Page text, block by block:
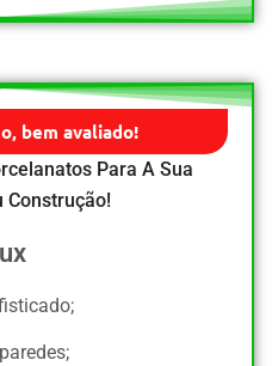
bem avaliado!